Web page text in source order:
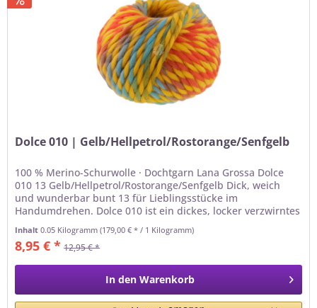
Dolce 010 | Gelb/Hellpetrol/Rostorange/Senfgelb
100 % Merino-Schurwolle · Dochtgarn Lana Grossa Dolce
010 13 Gelb/Hellpetrol/Rostorange/Senfgelb Dick, weich
und wunderbar bunt 13 für Lieblingsstücke im
Handumdrehen. Dolce 010 ist ein dickes, locker verzwirntes
Merino-Dochtgarn mit...
Inhalt0.05 Kilogramm(179,00 € * / 1 Kilogramm)
8,95 € * 12,95 € *
In den Warenkorb